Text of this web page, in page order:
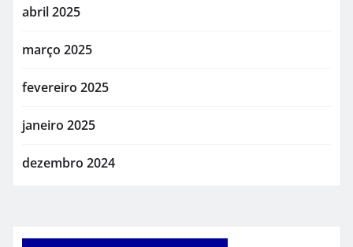
abril 2025
março 2025
fevereiro 2025
janeiro 2025
dezembro 2024